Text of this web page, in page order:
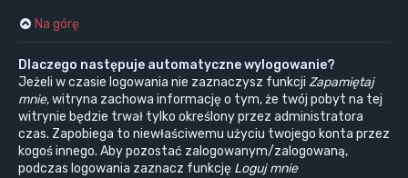
Na górę
Dlaczego następuje automatyczne wylogowanie?
Jeżeli w czasie logowania nie zaznaczysz funkcji Zapamiętaj
mnie, witryna zachowa informację o tym, że twój pobyt na tej
witrynie będzie trwał tylko określony przez administratora
czas. Zapobiega to niewłaściwemu użyciu twojego konta przez
kogoś innego. Aby pozostać zalogowanym/zalogowaną,
podczas logowania zaznacz funkcję Loguj mnie